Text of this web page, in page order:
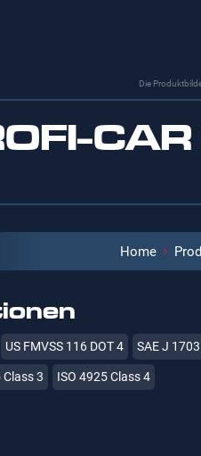
Die
Home
US FMVSS 116 DOT 4 SAE J 1703
Class 3 ISO 4925 Class 4